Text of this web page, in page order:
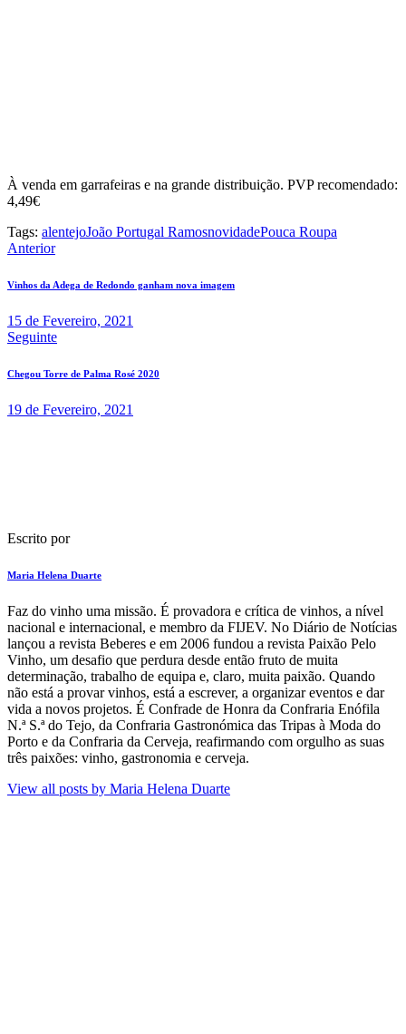
À venda em garrafeiras e na grande distribuição. PVP recomendado:
4,49€
Tags: alentejoJoão Portugal RamosnovidadePouca Roupa
Navegação
de
Anterior
Vinhos da Adega de Redondo ganham nova imagem
15 de Fevereiro, 2021
Seguinte
Chegou Torre de Palma Rosé 2020
19 de Fevereiro, 2021
Escrito por
Maria Helena Duarte
F​az do vinho uma missão. É provadora e crítica de vinhos​, a nível
nacional e internacional, e membro da FIJEV. ​No Diário de Notícias​
lançou a revista Beberes​ e em 2006 fundou a revista Paixão Pelo
Vinho, um desafio que perdura​ desde então fruto de muita
determinação, trabalho de equipa e, claro, muita paixão. Quando
não está a provar vinhos, está a escrever, a organizar eventos e dar
vida a novos projetos​. É Confrade de Honra da Confraria Enófila
N.ª S.ª do Tejo, da Confraria Gastronómica das Tripas à Moda do
Porto e da Confraria da Cerveja, reafirmando com orgulho as suas
três paixões: vinho, gastronomia e cerveja.
View all posts by Maria Helena Duarte